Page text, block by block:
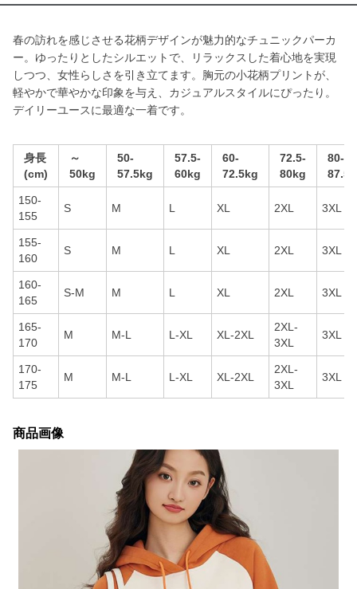
春の訪れを感じさせる花柄デザインが魅力的なチュニックパーカ
ー。ゆったりとしたシルエットで、リラックスした着心地を実現
しつつ、女性らしさを引き立てます。胸元の小花柄プリントが、
軽やかで華やかな印象を与え、カジュアルスタイルにぴったり。
デイリーユースに最適な一着です。
身長
(cm)
～
50kg
50-
57.5kg
57.5-
60kg
60-
72.5kg
72.5-
80kg
80-
150-
155
S M L XL 2XL 3XL
155-
160
S M L XL 2XL 3XL
160-
165
S-M M L XL 2XL 3XL
165-
170
M M-L L-XL XL-2XL
2XL-
3XL
3XL
170-
175
M M-L L-XL XL-2XL
2XL-
3XL
3XL
商品画像